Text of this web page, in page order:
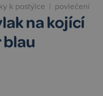
k postýlce | povlečení
na kojící